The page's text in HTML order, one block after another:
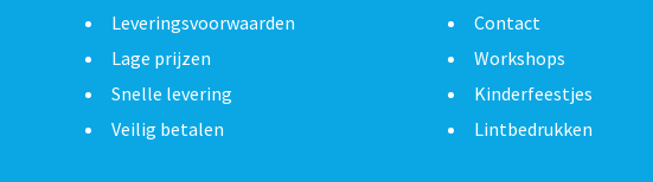
Leveringsvoorwaarden
Lage prijzen
Snelle levering
Veilig betalen
Contact
Workshops
Kinderfeestjes
Lintbedrukken